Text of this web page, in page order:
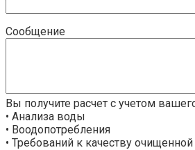
Сообщение
Вы получите расчет с учетом
• Анализа воды
• Воодопотребления
• Требований к качеству